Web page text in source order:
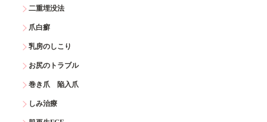
二重埋没法
爪白癬
乳房のしこり
お尻のトラブル
巻き爪 陥入爪
しみ治療